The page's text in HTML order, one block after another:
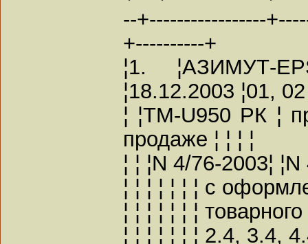
--+-----------------
+----------+
¦1. ¦АЗИМУТ-
¦18.12.2003 ¦01,
¦ ¦TM-U950 РК ¦
продаже ¦ ¦ ¦ ¦
¦ ¦ ¦N 4/76-2003¦
¦ ¦ ¦ ¦ ¦ ¦ ¦ с
¦ ¦ ¦ ¦ ¦ ¦ ¦
¦ ¦ ¦ ¦ ¦ ¦ ¦ 2.4, 3.4,